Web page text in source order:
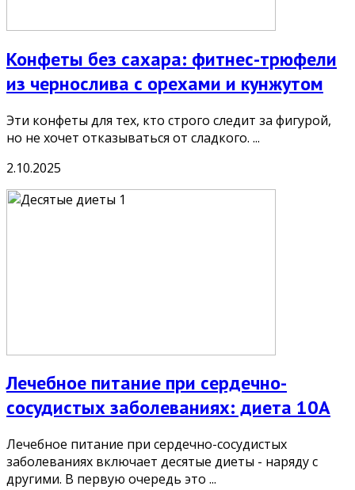
Конфеты без сахара: фитнес-трюфели
из чернослива с орехами и кунжутом
Эти конфеты для тех, кто строго следит за фигурой,
но не хочет отказываться от сладкого. ...
2.10.2025
Лечебное питание при сердечно-
сосудистых заболеваниях: диета 10А
Лечебное питание при сердечно-сосудистых
заболеваниях включает десятые диеты - наряду с
другими. В первую очередь это ...